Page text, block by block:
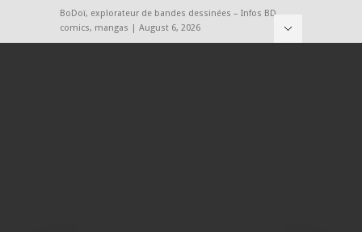
BoDoï, explorateur de bandes dessinées – Infos BD,
comics, mangas | August 6, 2026